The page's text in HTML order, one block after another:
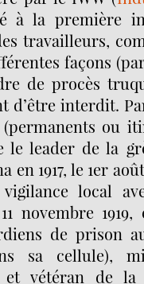
à la première
travailleurs,
façons
de procès
d’être interdit.
ou
le leader de la
en 1917, le 1er
local
novembre 1919,
de prison
sa cellule),
et vétéran de la